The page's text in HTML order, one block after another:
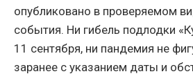
опубликовано в проверяемом
события. Ни гибель подлодки
11 сентября, ни пандемия не
заранее с указанием даты и